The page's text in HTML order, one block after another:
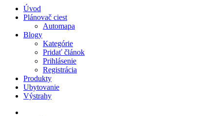
Úvod
Plánovač ciest
Automapa
Blogy
Kategórie
Pridať článok
Prihlásenie
Registrácia
Produkty
Ubytovanie
Výstrahy